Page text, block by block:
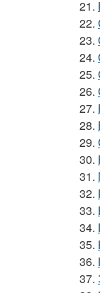
21.
22.
23.
24.
25.
26.
27.
28.
29.
30.
31.
32.
33.
34.
35.
36.
37.